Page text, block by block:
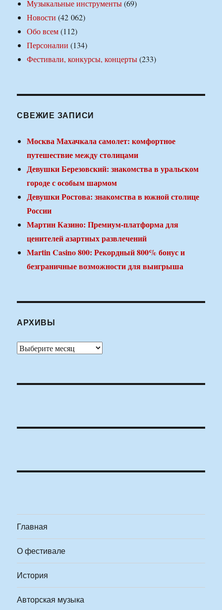
Музыкальные инструменты(69)
Новости (42 062)
Обо всем(112)
Персоналии (134)
Фестивали, конкурсы, концерты(233)
СВЕЖИЕ ЗАПИСИ
Москва Махачкала самолет: комфортное
путешествие между столицами
Девушки Березовский: знакомства в уральском
городе с особым шармом
Девушки Ростова: знакомства в южной столице
России
Мартин Казино: Премиум-платформа для
ценителей азартных развлечений
Martin Casino 800: Рекордный 800% бонус и
безграничные возможности для выигрыша
АРХИВЫ
Архивы
Главная
О фестивале
История
Авторская музыка